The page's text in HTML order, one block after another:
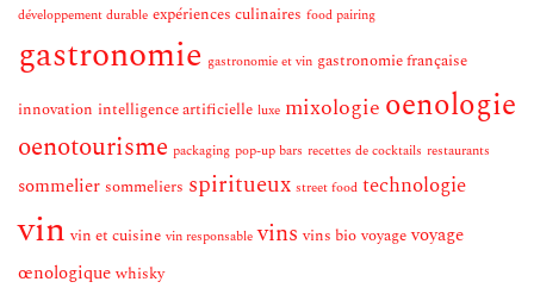
développement durable expériences culinaires food pairing
gastronomie gastronomie et vin gastronomie française
innovation intelligence artificielle luxe mixologie oenologie
oenotourisme packaging pop-up bars recettes de cocktails restaurants
sommelier sommeliers spiritueux street food technologie
vin vin et cuisine vin responsable vins vins bio voyage voyage
œnologique whisky